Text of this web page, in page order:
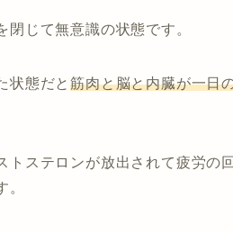
じて無意識の状態です。
状態だと筋肉と脳と内臓が一日
トステロンが放出されて疲労の
。